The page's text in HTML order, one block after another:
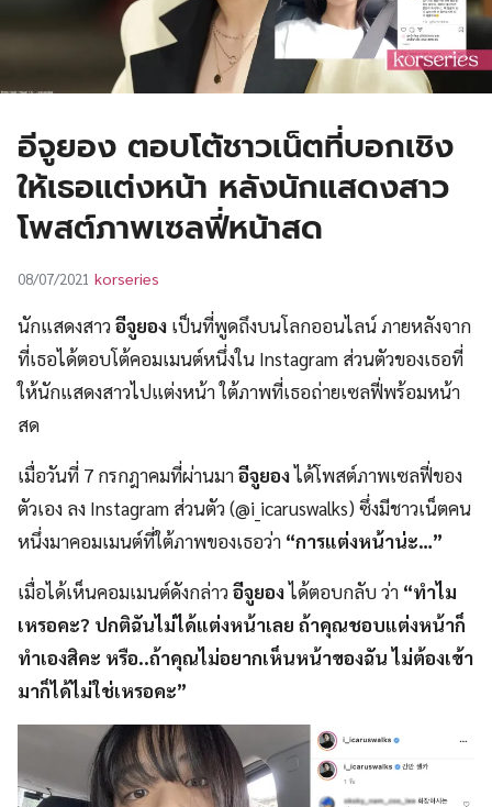
อีจูยอง ตอบโต้ชาวเน็ตที่บอกเชิง
ให้เธอแต่งหน้า หลังนักแสดงสาว
โพสต์ภาพเซลฟี่หน้าสด
08/07/2021 korseries
นักแสดงสาวอีจูยอง เป็นที่พูดถึงบนโลกออนไลน์ ภายหลังจาก
ที่เธอได้ตอบโต้คอมเมนต์หนึ่งใน Instagram ส่วนตัวของเธอที่
ให้นักแสดงสาวไปแต่งหน้า ใต้ภาพที่เธอถ่ายเซลฟี่พร้อมหน้า
สด
เมื่อวันที่ 7 กรกฎาคมที่ผ่านมาอีจูยองได้โพสต์ภาพเซลฟี่ของ
ตัวเอง ลง Instagram ส่วนตัว (@i_icaruswalks) ซึ่งมีชาวเน็ตคน
หนึ่งมาคอมเมนต์ที่ใต้ภาพของเธอว่า “การแต่งหน้าน่ะ…”
เมื่อได้เห็นคอมเมนต์ดังกล่าวอีจูยองได้ตอบกลับ ว่า “ทำไม
เหรอคะ? ปกติฉันไม่ได้แต่งหน้าเลย ถ้าคุณชอบแต่งหน้าก็
ทำเองสิคะ หรือ..ถ้าคุณไม่อยากเห็นหน้าของฉัน ไม่ต้องเข้า
มาก็ได้ไม่ใช่เหรอคะ”